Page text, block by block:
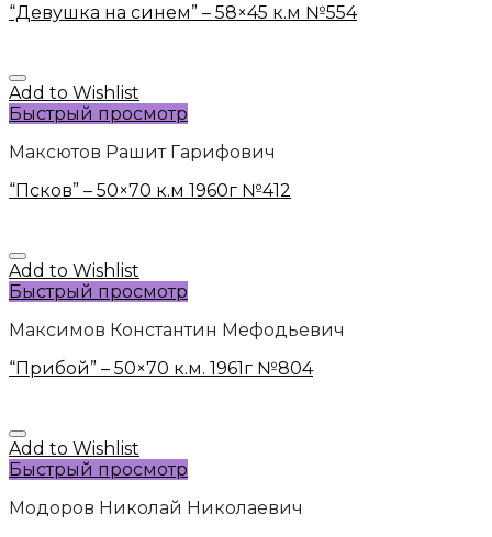
“Девушка на синем” – 58×45 к.м №554
Add to Wishlist
Быстрый просмотр
Максютов Рашит Гарифович
“Псков” – 50×70 к.м 1960г №412
Add to Wishlist
Быстрый просмотр
Максимов Константин Мефодьевич
“Прибой” – 50×70 к.м. 1961г №804
Add to Wishlist
Быстрый просмотр
Модоров Николай Николаевич